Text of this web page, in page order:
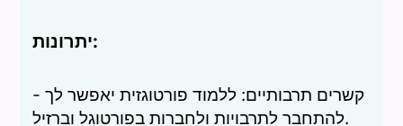
יתרונות:
- קשרים תרבותיים: ללמוד פורטוגזית יאפשר לך
להתחבר לתרבויות ולחברות בפורטוגל וברזיל.